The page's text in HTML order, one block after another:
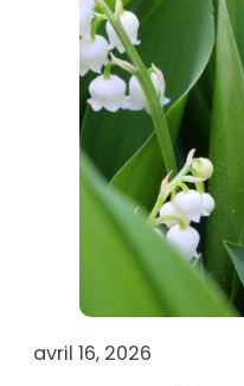
avril 16, 2026